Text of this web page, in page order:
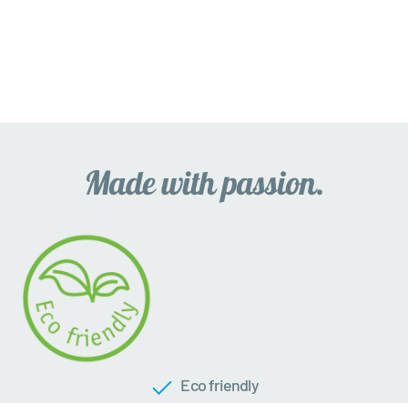
Eco friendly